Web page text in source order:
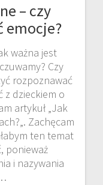
– czy
emocje?
ważna jest
Czy
rozpoznawać
z dzieckiem o
artykuł „Jak
Zachęcam
ten temat
ponieważ
i nazywania